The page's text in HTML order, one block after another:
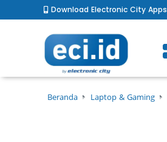
Download Electronic City Apps
Beranda Laptop & Gaming